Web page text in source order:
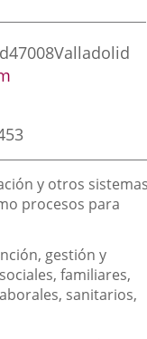
externa.
47008Valladolid
y otros
procesos para
gestión y
familiares,
sanitarios,